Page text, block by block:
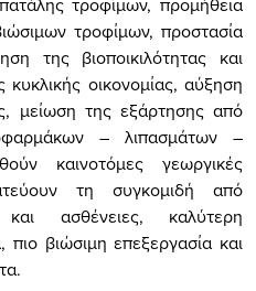
τροφίμων, προστασία
της βιοποικιλότητας και
οικονομίας, αύξηση
μείωση της εξάρτησης από
– λιπασμάτων –
καινοτόμες γεωργικές
τη συγκομιδή από
και ασθένειες, καλύτερη
βιώσιμη επεξεργασία και